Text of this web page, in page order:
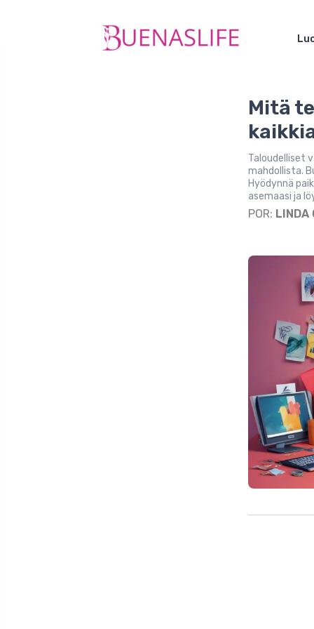
Mitä
Taloudelliset
mahdollista.
Hyödynnä
asemaasi ja
POR: LINDA